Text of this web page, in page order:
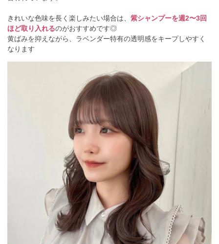
きれいな色味を長く楽しみたい場合は、 紫シャンプーを週2〜3回
ほど取り入れるのがおすすめです◎
黄ばみを抑えながら、ラベンダー特有の透明感をキープしやすく
なります